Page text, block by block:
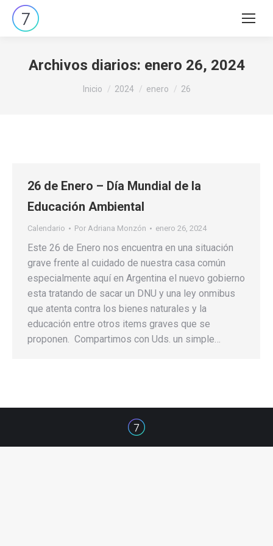
Buscar:
Archivos diarios: enero 26, 2024
Estás aquí:
Inicio 2024 enero 26
26 de Enero – Día Mundial de la
Educación Ambiental
Calendario Por Adriana Monzón enero 26, 2024
Este 26 de Enero nos encuentra en una situación
grave frente al cuidado de nuestra casa común
especialmente aquí en Argentina el nuevo gobierno
esta tratando de sacar un DNU y una ley onmibus
que atenta contra los bienes naturales y la
educación entre otros items graves que se
proponen. Compartimos con Uds. un simple…